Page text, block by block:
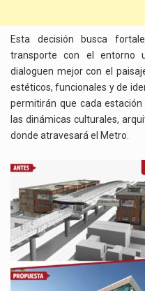
Esta decisión busca
transporte con el entorno
dialoguen mejor con el
estéticos, funcionales y de
permitirán que cada
las dinámicas culturales,
donde atravesará el Metro.